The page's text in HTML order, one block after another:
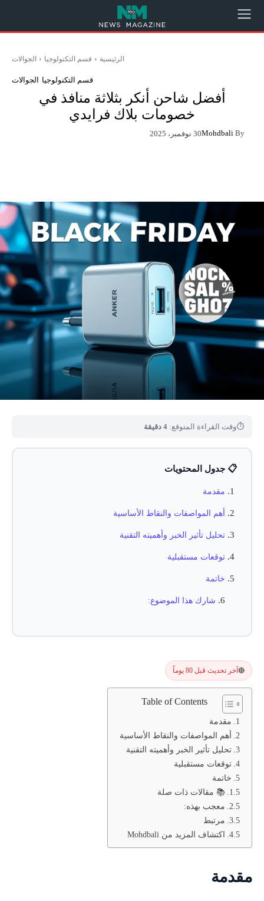
الرئيسية قسم التكنولوجيا الجوالات
قسم التكنولوجيا الجوالات
أفضل شاحن أنكر بثلاثة منافذ في
خصومات بلاك فرايدي
By
Mohdbali30 نوفمبر، 2025
⏱وقت القراءة المتوقع: 4 دقيقة
📋 جدول المحتويات
مقدمة
أهم المواصفات والنقاط الأساسية
تحليل تأثير الخبر وأهميته التقنية
توقعات مستقبلية
خاتمة
شارك هذا الموضوع:
🔴 آخر تحديث قبل 80 يوماً
Table of Contents
مقدمة
أهم المواصفات والنقاط الأساسية
تحليل تأثير الخبر وأهميته التقنية
توقعات مستقبلية
خاتمة
📚 مقالات ذات صلة
معجب بهذه:
مرتبط
اكتشاف المزيد من Mohdbali
مقدمة